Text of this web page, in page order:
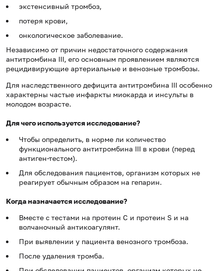
экстенсивный тромбоз,
потеря крови,
онкологическое заболевание.
Независимо от причин недостаточного содержания
антитромбина III, его основным проявлением являются
рецидивирующие артериальные и венозные тромбозы.
Для наследственного дефицита антитромбина III особенно
характерны частые инфаркты миокарда и инсульты в
молодом возрасте.
Для чего используется исследование?
Чтобы определить, в норме ли количество
функционального антитромбина III в крови (перед
антиген-тестом).
Для обследования пациентов, организм которых не
реагирует обычным образом на гепарин.
Когда назначается исследование?
Вместе с тестами на протеин С и протеин S и на
волчаночный антикоагулянт.
При выявлении у пациента венозного тромбоза.
После удаления тромба.